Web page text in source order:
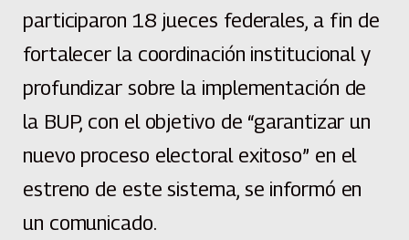
participaron 18 jueces federales, a fin de
fortalecer la coordinación institucional y
profundizar sobre la implementación de
la BUP, con el objetivo de “garantizar un
nuevo proceso electoral exitoso” en el
estreno de este sistema, se informó en
un comunicado.